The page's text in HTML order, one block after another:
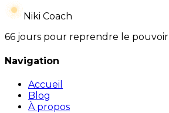
Niki Coach
66 jours pour reprendre le pouvoir
Navigation
Accueil
Blog
À propos